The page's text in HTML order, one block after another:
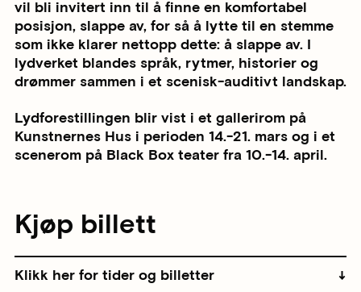
vil bli invitert inn til å finne en komfortabel
posisjon, slappe av, for så å lytte til en stemme
som ikke klarer nettopp dette: å slappe av. I
lydverket blandes språk, rytmer, historier og
drømmer sammen i et scenisk-auditivt landskap.
Lydforestillingen blir vist i et gallerirom på
Kunstnernes Hus i perioden 14.-21. mars og i et
scenerom på Black Box teater fra 10.-14. april.
Kjøp billett
Klikk her for tider og billetter